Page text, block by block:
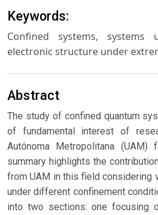
Keywords:
Confined systems, systems
electronic structure under
Abstract
The study of confined quantum
of fundamental interest of
Autónoma Metropolitana
summary highlights the
from UAM in this field considering
under different confinement
into two sections: one focusing